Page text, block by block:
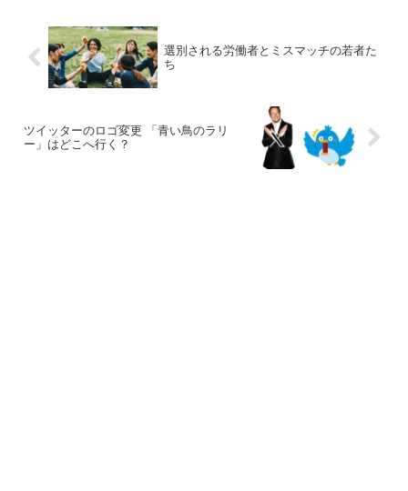
選別される労働者とミスマッチの若者た
ち
ツイッターのロゴ変更 「青い鳥のラリ
ー」はどこへ行く？